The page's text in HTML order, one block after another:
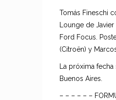
Tomás Fineschi
Lounge de
Ford Focus.
(Citroën) y
La próxima
Buenos Aires.
– – – – – –